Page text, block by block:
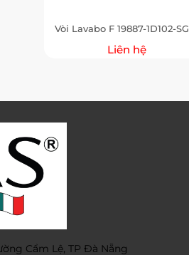
Vòi Lavabo F 19887-1D102-SG
Liên hệ
Cẩm Lệ, TP Đà Nẵng